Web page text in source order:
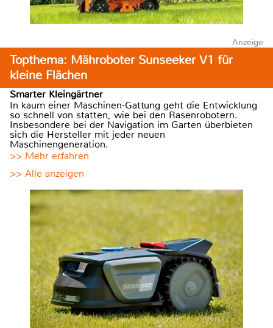
Anzeige
Topthema: Mähroboter Sunseeker V1 für
kleine Flächen
Smarter Kleingärtner
In kaum einer Maschinen-Gattung geht die Entwicklung
so schnell von statten, wie bei den Rasenrobotern.
Insbesondere bei der Navigation im Garten überbieten
sich die Hersteller mit jeder neuen
Maschinengeneration.
>> Mehr erfahren
>> Alle anzeigen